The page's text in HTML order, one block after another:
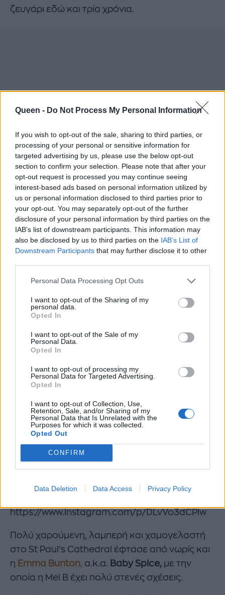
Queen - Do Not Process My Personal Information
If you wish to opt-out of the sale, sharing to third parties, or
processing of your personal or sensitive information for
targeted advertising by us, please use the below opt-out
section to confirm your selection. Please note that after your
opt-out request is processed you may continue seeing
interest-based ads based on personal information utilized by
us or personal information disclosed to third parties prior to
your opt-out. You may separately opt-out of the further
disclosure of your personal information by third parties on the
IAB’s list of downstream participants. This information may
also be disclosed by us to third parties on the IAB’s List of
Downstream Participants that may further disclose it to other
Personal Data Processing Opt Outs
I want to opt-out of the Sharing of my
personal data.
Opted In
I want to opt-out of the Sale of my
Personal Data.
Opted In
I want to opt-out of processing my
Personal Data for Targeted Advertising.
Opted In
I want to opt-out of Collection, Use,
Retention, Sale, and/or Sharing of my
Personal Data that Is Unrelated with the
Purposes for which it was collected.
Opted Out
CONFIRM
Data Deletion Data Access Privacy Policy
ζευγάρι εδώ και τρία χρόνια.
Μεταξύ των καλεσμένων και αρκετοί διάσημοι
φίλοι του ζεύγους, όπως για παράδειγμα, η
https://www.instagram.com/p/DLvVo3dCPlw
Πολύ χαρούμενη, λαμπερή και χαμογελαστή
στο St Paul's Cathedral έφτασε από νωρίς και
η Emma Bunton, a.k.a. Baby Spice, με την
οποία η Mel B έχει πολύ στενές σχέσεις.